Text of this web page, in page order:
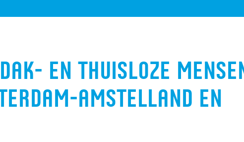
en thuisloze
Amstelland en